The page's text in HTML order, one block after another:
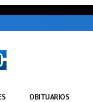
OBITUARIOS